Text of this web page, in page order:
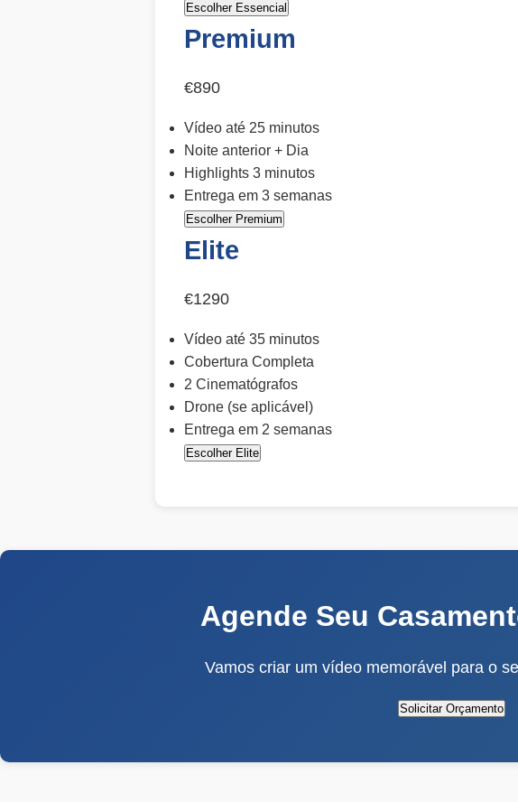
Escolher Essencial
Premium
€890
Vídeo até 25 minutos
Noite anterior + Dia
Highlights 3 minutos
Entrega em 3 semanas
Escolher Premium
Elite
€1290
Vídeo até 35 minutos
Cobertura Completa
2 Cinematógrafos
Drone (se aplicável)
Entrega em 2 semanas
Escolher Elite
Agende Seu
Vamos criar um vídeo memorável para o
Solicitar Orçamento